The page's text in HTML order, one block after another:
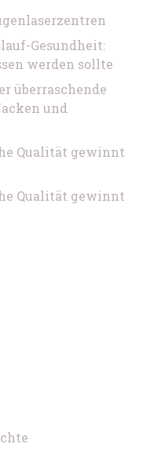
Gesundheit:
werden sollte
überraschende
und
Qualität gewinnt
Qualität gewinnt